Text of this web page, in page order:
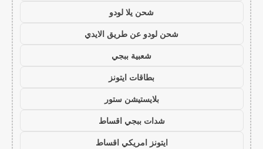
شحن يلا لودو
شحن لودو عن طريق الايدي
شعبية ببجي
بطاقات ايتونز
بلايستيشن ستور
شدات ببجي اقساط
ايتونز امريكي اقساط